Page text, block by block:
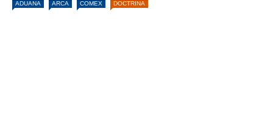
ADUANA ARCA COMEX DOCTRINA